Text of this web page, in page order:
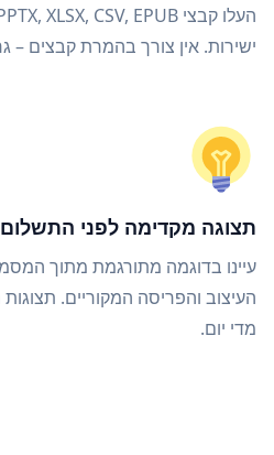
ישירות. אין צורך בהמרת קבצים –
תצוגה מקדימה לפני התשלום
עיינו בדוגמה מתורגמת מתוך
העיצוב והפריסה המקוריים.
מדי יום.